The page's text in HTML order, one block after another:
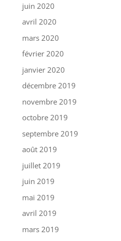
juin 2020
avril 2020
mars 2020
février 2020
janvier 2020
décembre 2019
novembre 2019
octobre 2019
septembre 2019
août 2019
juillet 2019
juin 2019
mai 2019
avril 2019
mars 2019